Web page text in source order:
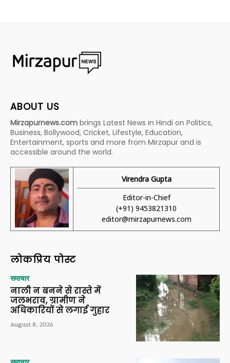
ABOUT US
Mirzapurnews.com brings Latest News in Hindi on Politics,
Business, Bollywood, Cricket, Lifestyle, Education,
Entertainment, sports and more from Mirzapur and is
accessible around the world.
Virendra Gupta
Editor-in-Chief
(+91) 9453821310
editor@mirzapurnews.com
लोकप्रिय पोस्ट
समाचार
नाली न बनने से रास्ते में
जलभराव, ग्रामीण ने
अधिकारियों से लगाई गुहार
August 8, 2026